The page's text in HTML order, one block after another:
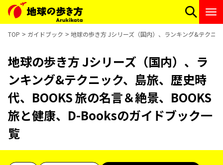
TOP ガイドブック 地球の歩き方 Jシリーズ（国内）、ランキング&テクニ
地球の歩き方 Jシリーズ（国内）、ラ
ンキング&テクニック、島旅、歴史時
代、BOOKS 旅の名言＆絶景、BOOKS
旅と健康、D-Booksのガイドブック一
覧